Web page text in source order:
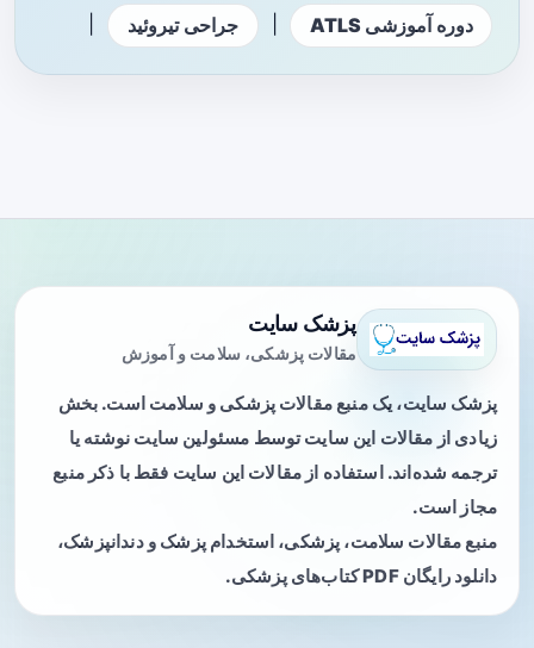
دوره آموزشی ATLS جراحی تیروئید
پزشک سایت
مقالات پزشکی، سلامت و آموزش
پزشک سایت، یک منبع مقالات پزشکی و سلامت است. بخش
زیادی از مقالات این سایت توسط مسئولین سایت نوشته یا
ترجمه شده‌اند. استفاده از مقالات این سایت فقط با ذکر منبع
مجاز است.
منبع مقالات سلامت، پزشکی، استخدام پزشک و دندانپزشک،
دانلود رایگان PDF کتاب‌های پزشکی.